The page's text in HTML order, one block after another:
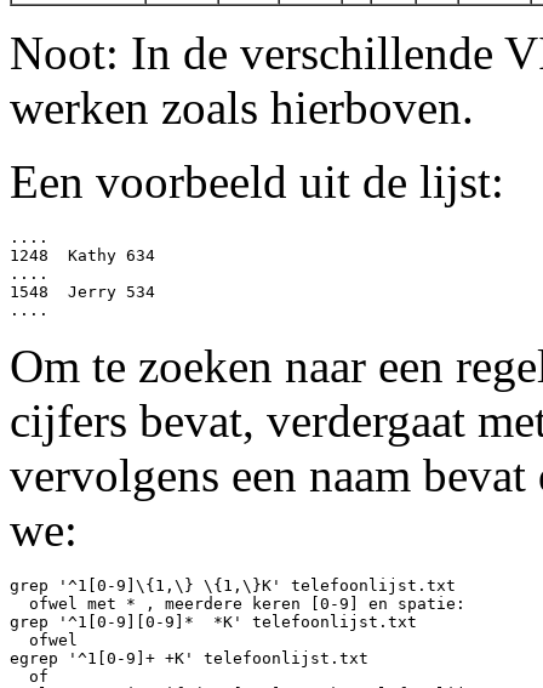
Noot: In de verschillende
werken zoals hierboven.
Een voorbeeld uit de lijst:
....
1248  Kathy 634
....
1548  Jerry 534
Om te zoeken naar een
cijfers bevat, verdergaat
vervolgens een naam
we:
grep '^1[0-9]\{1,\} \{1,\}K' telefoonlijst.txt
  ofwel met * , meerdere keren [0-9] en spatie:
grep '^1[0-9][0-9]*  *K' telefoonlijst.txt
  ofwel
egrep '^1[0-9]+ +K' telefoonlijst.txt
  of